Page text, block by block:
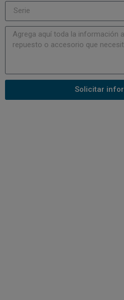
Solicitar